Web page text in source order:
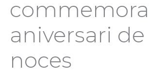
aniversari de
noces